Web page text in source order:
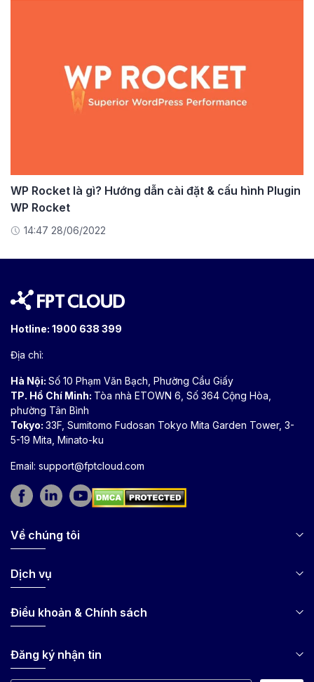
WP Rocket là gì? Hướng dẫn cài đặt & cấu hình Plugin
WP Rocket
14:47 28/06/2022
Hotline: 1900 638 399
Địa chỉ:
Hà Nội: Số 10 Phạm Văn Bạch, Phường Cầu Giấy
TP. Hồ Chí Minh: Tòa nhà ETOWN 6, Số 364 Cộng Hòa,
phường Tân Bình
Tokyo: 33F, Sumitomo Fudosan Tokyo Mita Garden Tower, 3-
5-19 Mita, Minato-ku
Email: support@fptcloud.com
Về chúng tôi
Dịch vụ
Điều khoản & Chính sách
Đăng ký nhận tin